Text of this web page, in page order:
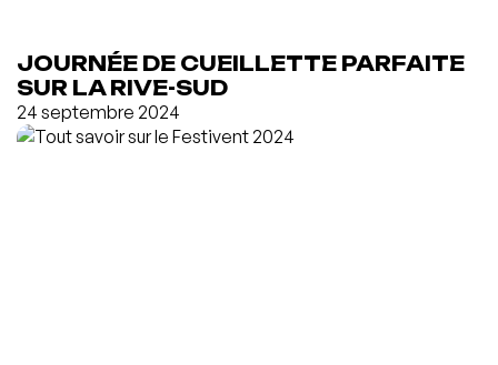
JOURNÉE DE CUEILLETTE PARFAITE
SUR LA RIVE-SUD
24 septembre 2024